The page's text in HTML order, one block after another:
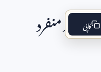
اور منفرد کاپی